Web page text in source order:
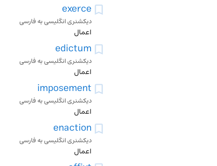
exerce
دیکشنری انگلیسی به فارسی
اعمال
edictum
دیکشنری انگلیسی به فارسی
اعمال
imposement
دیکشنری انگلیسی به فارسی
اعمال
enaction
دیکشنری انگلیسی به فارسی
اعمال